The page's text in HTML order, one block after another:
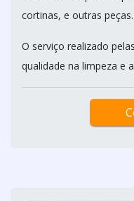
cortinas, e outras peças.
O serviço realizado
qualidade na limpeza e